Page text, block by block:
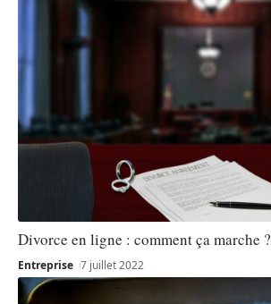
Divorce en ligne : comment ça marche ?
Entreprise 7 juillet 2022